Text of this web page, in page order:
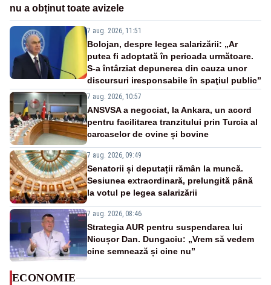
nu a obținut toate avizele
7 aug. 2026, 11:51
Bolojan, despre legea salarizării: „Ar
putea fi adoptată în perioada următoare.
S-a întârziat depunerea din cauza unor
discursuri iresponsabile în spaţiul public”
7 aug. 2026, 10:57
ANSVSA a negociat, la Ankara, un acord
pentru facilitarea tranzitului prin Turcia al
carcaselor de ovine și bovine
7 aug. 2026, 09:49
Senatorii și deputații rămân la muncă.
Sesiunea extraordinară, prelungită până
la votul pe legea salarizării
7 aug. 2026, 08:46
Strategia AUR pentru suspendarea lui
Nicușor Dan. Dungaciu: „Vrem să vedem
cine semnează și cine nu”
ECONOMIE